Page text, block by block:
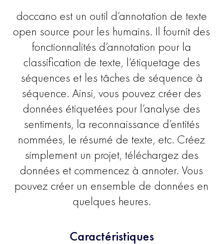
doccano est un outil d’annotation de texte
open source pour les humains. Il fournit des
fonctionnalités d’annotation pour la
classification de texte, l’étiquetage des
séquences et les tâches de séquence à
séquence. Ainsi, vous pouvez créer des
données étiquetées pour l’analyse des
sentiments, la reconnaissance d’entités
nommées, le résumé de texte, etc. Créez
simplement un projet, téléchargez des
données et commencez à annoter. Vous
pouvez créer un ensemble de données en
quelques heures.
Caractéristiques